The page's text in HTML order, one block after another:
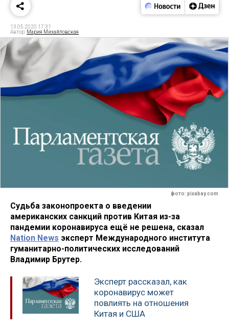
13.05.2020 17:31
Автор: Мария Михайловская
фото: pixabay.com
Судьба законопроекта о введении
американских санкций против Китая из-за
пандемии коронавируса ещё не решена, сказал
Nation News эксперт Международного института
гуманитарно-политических исследований
Владимир Брутер.
Эксперт рассказал, как
коронавирус может
повлиять на отношения
Китая и США